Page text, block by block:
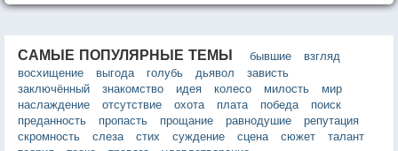
САМЫЕ ПОПУЛЯРНЫЕ ТЕМЫ бывшие
взгляд
восхищение
выгода голубь дьявол
зависть
заключённый
знакомство идея колесо милость
мир
наслаждение
отсутствие охота плата победа
поиск
преданность
пропасть прощание равнодушие
репутация
скромность
слеза стих суждение сцена сюжет
талант